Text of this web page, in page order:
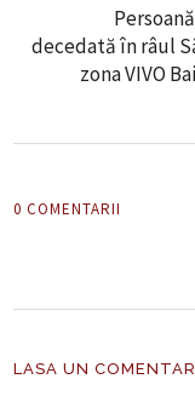
decedată în râul
zona VIVO
0 COMENTARII
LASA UN